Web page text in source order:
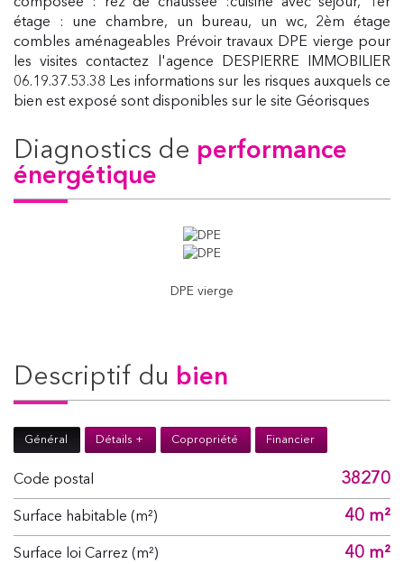
étage : une chambre, un bureau, un wc, 2èm étage
combles aménageables Prévoir travaux DPE vierge pour
les visites contactez l'agence DESPIERRE IMMOBILIER
06.19.37.53.38 Les informations sur les risques auxquels ce
bien est exposé sont disponibles sur le site Géorisques
diagnostics de performance
énergétique
DPE vierge
descriptif du bien
Général Détails + Copropriété Financier
Code postal 38270
Surface habitable (m²) 40 m²
Surface loi Carrez (m²) 40 m²